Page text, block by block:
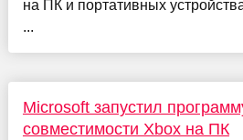
на ПК и портативных
...
Microsoft запустил
совместимости Xbox на ПК